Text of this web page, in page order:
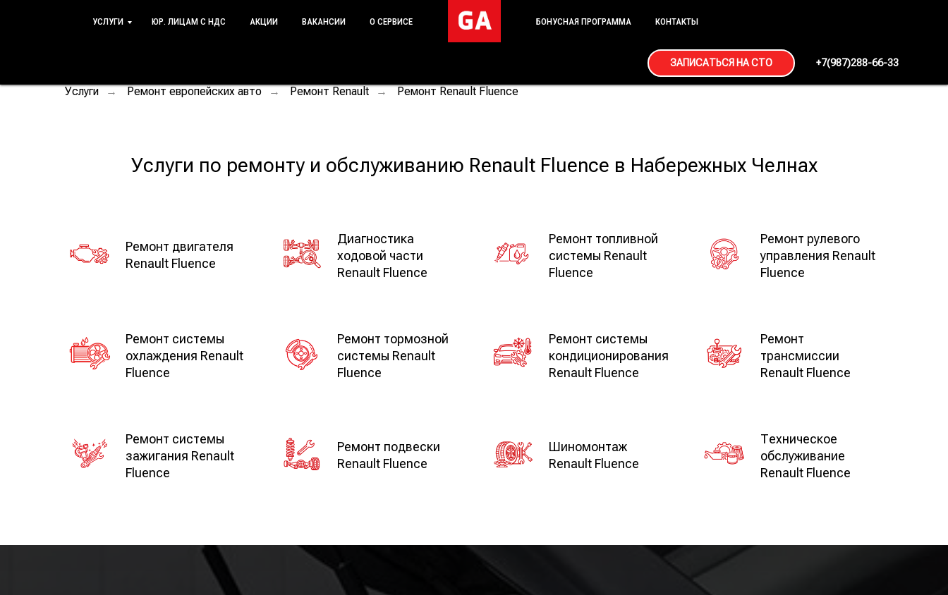
УСЛУГИ ЮР. ЛИЦАМ С НДС АКЦИИ ВАКАНСИИ О СЕРВИСЕ БОНУСНАЯ ПРОГРАММА КОНТАКТЫ
ЗАПИСАТЬСЯ НА СТО +7(987)288-66-33
Услуги → Ремонт европейских авто → Ремонт Renault → Ремонт Renault Fluence
Услуги по ремонту и обслуживанию Renault Fluence в Набережных Челнах
Ремонт двигателя
Renault Fluence
Диагностика
ходовой части
Renault Fluence
Ремонт топливной
системы Renault
Fluence
Ремонт рулевого
управления Renault
Fluence
Ремонт системы
охлаждения Renault
Fluence
Ремонт тормозной
системы Renault
Fluence
Ремонт системы
кондиционирования
Renault Fluence
Ремонт
трансмиссии
Renault Fluence
Ремонт системы
зажигания Renault
Fluence
Ремонт подвески
Renault Fluence
Шиномонтаж
Renault Fluence
Техническое
обслуживание
Renault Fluence